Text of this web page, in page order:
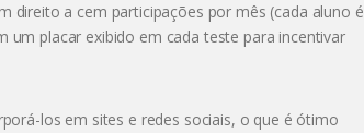
direito a cem participações por mês (cada aluno é
placar exibido em cada teste para incentivar
los em sites e redes sociais, o que é ótimo